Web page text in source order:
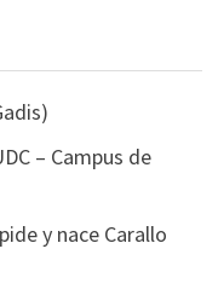
– Campus de
y nace Carallo